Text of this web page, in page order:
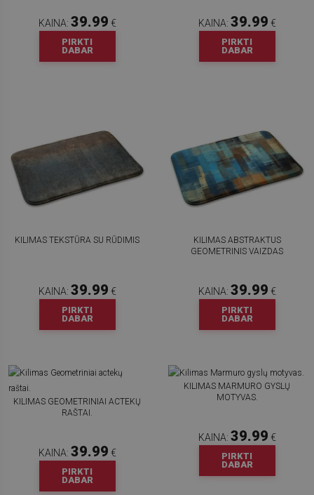
KAINA: 39.99 €
PIRKTI
DABAR
KAINA: 39.99 €
PIRKTI
DABAR
KILIMAS TEKSTŪRA SU RŪDIMIS
KAINA: 39.99 €
PIRKTI
DABAR
KILIMAS ABSTRAKTUS
GEOMETRINIS VAIZDAS
KAINA: 39.99 €
PIRKTI
DABAR
KILIMAS GEOMETRINIAI ACTEKŲ
RAŠTAI.
KAINA: 39.99 €
PIRKTI
DABAR
KILIMAS MARMURO GYSLŲ
MOTYVAS.
KAINA: 39.99 €
PIRKTI
DABAR